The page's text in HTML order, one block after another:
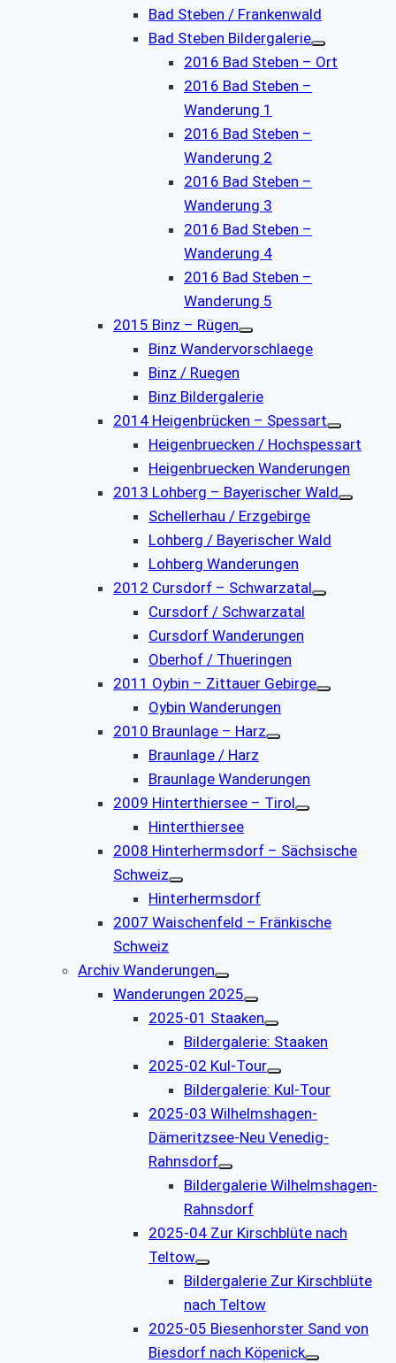
Bad Steben / Frankenwald
Bad Steben Bildergalerie
2016 Bad Steben – Ort
2016 Bad Steben –
Wanderung 1
2016 Bad Steben –
Wanderung 2
2016 Bad Steben –
Wanderung 3
2016 Bad Steben –
Wanderung 4
2016 Bad Steben –
Wanderung 5
2015 Binz – Rügen
Binz Wandervorschlaege
Binz / Ruegen
Binz Bildergalerie
2014 Heigenbrücken – Spessart
Heigenbruecken / Hochspessart
Heigenbruecken Wanderungen
2013 Lohberg – Bayerischer Wald
Schellerhau / Erzgebirge
Lohberg / Bayerischer Wald
Lohberg Wanderungen
2012 Cursdorf – Schwarzatal
Cursdorf / Schwarzatal
Cursdorf Wanderungen
Oberhof / Thueringen
2011 Oybin – Zittauer Gebirge
Oybin Wanderungen
2010 Braunlage – Harz
Braunlage / Harz
Braunlage Wanderungen
2009 Hinterthiersee – Tirol
Hinterthiersee
2008 Hinterhermsdorf – Sächsische
Schweiz
Hinterhermsdorf
2007 Waischenfeld – Fränkische
Schweiz
Archiv Wanderungen
Wanderungen 2025
2025-01 Staaken
Bildergalerie: Staaken
2025-02 Kul-Tour
Bildergalerie: Kul-Tour
2025-03 Wilhelmshagen-
Dämeritzsee-Neu Venedig-
Rahnsdorf
Bildergalerie Wilhelmshagen-
Rahnsdorf
2025-04 Zur Kirschblüte nach
Teltow
Bildergalerie Zur Kirschblüte
nach Teltow
2025-05 Biesenhorster Sand von
Biesdorf nach Köpenick